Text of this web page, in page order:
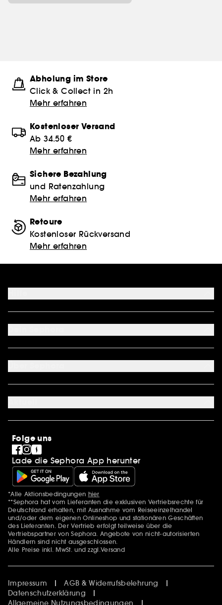
Abholung im Store
Click & Collect in 2h
Mehr erfahren
Kostenloser Versand
Ab 34.50 €
Mehr erfahren
Sichere Bezahlung
und Ratenzahlung
Mehr erfahren
Retoure
Kostenloser Rückversand
Mehr erfahren
FAQ
Kontakt
Mein Konto
Sephora Unlimited
Über uns
Karriere
SEPHORA Prize
Pride
Folge uns
Lade die Sephora App herunter
Zusätzlich Erwähnungen
*Alle Aktionsbedingungen hier
**Sephora hat vom Lieferanten die exklusiven Vertriebsrechte für
Deutschland erhalten, mit Ausnahme vom Reiseeinzelhandel
und/oder dem eigenen Onlineshop und stationären Geschäften
des Lieferanten. Der Vertrieb erfolgt teilweise über die
Vertriebspartner von Sephora. Angebote von nicht-autorisierten
Händlern sind nicht ausgeschlossen.
Alle Preise inkl. MwSt. und zzgl.Versand
Impressum
AGB & Widerrufsbelehrung
Datenschutzerklärung
Allgemeine Nutzungsbedingungen